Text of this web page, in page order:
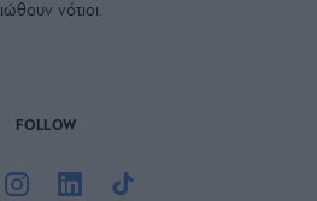
νότιοι.
FOLLOW